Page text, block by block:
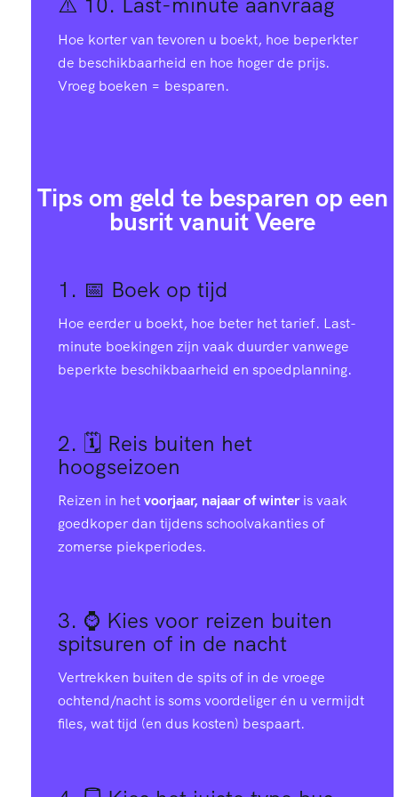
Hoe korter van tevoren u boekt, hoe beperkter
de beschikbaarheid en hoe hoger de prijs.
Vroeg boeken = besparen.
Tips om geld te besparen op een
busrit vanuit Veere
1. 📅 Boek op tijd
Hoe eerder u boekt, hoe beter het tarief. Last-
minute boekingen zijn vaak duurder vanwege
beperkte beschikbaarheid en spoedplanning.
2. 🗓️ Reis buiten het
hoogseizoen
Reizen in hetvoorjaar, najaar of winteris vaak
goedkoper dan tijdens schoolvakanties of
zomerse piekperiodes.
3. ⌚ Kies voor reizen buiten
spitsuren of in de nacht
Vertrekken buiten de spits of in de vroege
ochtend/nacht is soms voordeliger én u vermijdt
files, wat tijd (en dus kosten) bespaart.